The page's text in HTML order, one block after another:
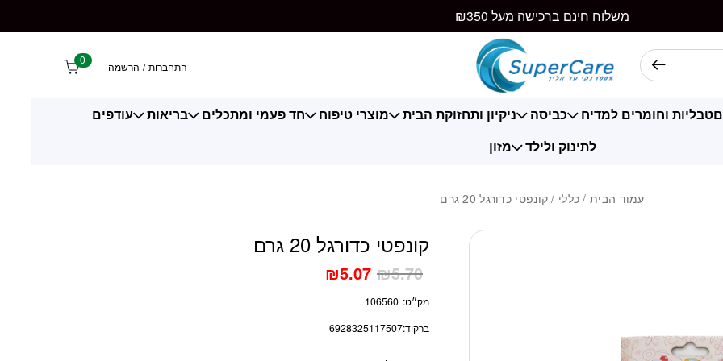
משלוח חינם ברכישה מעל ₪350
התחברות / הרשמה 0
טבליות וחומרים למדיח כביסה ניקיון ותחזוקת הבית מוצרי טיפוח חד פעמי ומתכלים בריאות
עודפים
לתינוק ולילד
מזון
עמוד הבית/ כללי / קונפטי כדורגל 20 גרם
קונפטי כדורגל 20 גרם
₪5.70
₪5.07
מק״ט: 106560
ברקוד:6928325117507